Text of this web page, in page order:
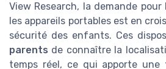
View Research, la demande
les appareils portables est en
sécurité des enfants. Ces
parents de connaître la
temps réel, ce qui apporte une